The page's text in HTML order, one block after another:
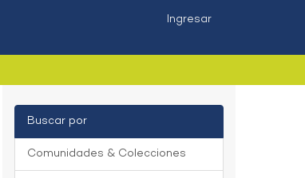
Ingresar
Buscar por
Comunidades & Colecciones